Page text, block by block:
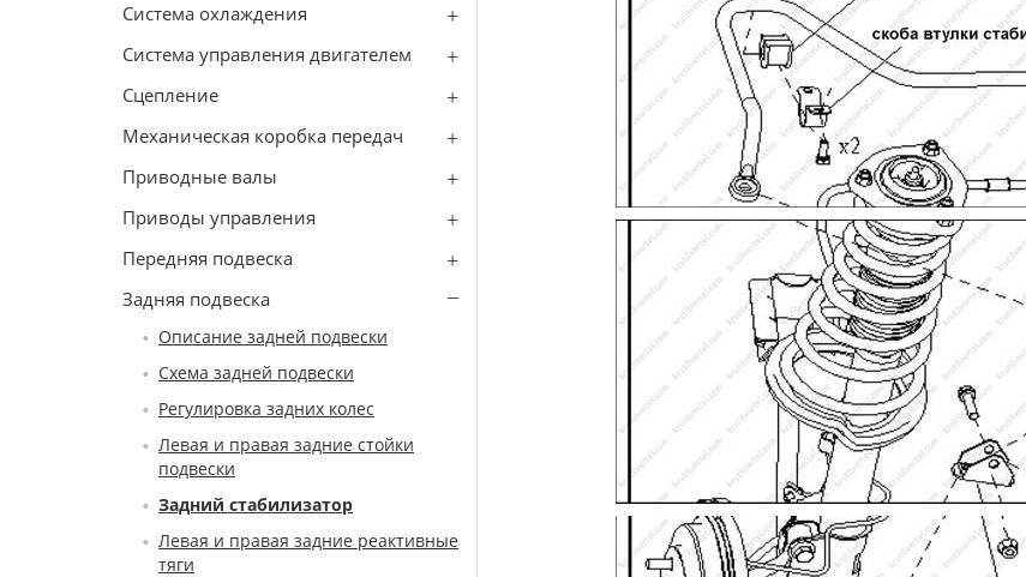
Система охлаждения
Система управления двигателем
Сцепление
Механическая коробка передач
Приводные валы
Приводы управления
Передняя подвеска
Задняя подвеска
Описание задней подвески
Схема задней подвески
Регулировка задних колес
Левая и правая задние стойки
подвески
Задний стабилизатор
Левая и правая задние реактивные
тяги